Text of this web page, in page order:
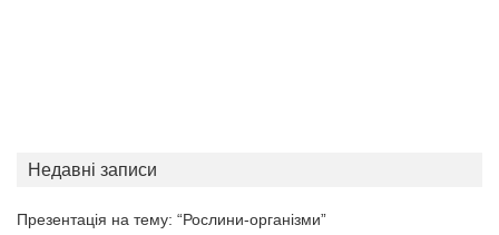
Недавні записи
Презентація на тему: “Рослини-організми”